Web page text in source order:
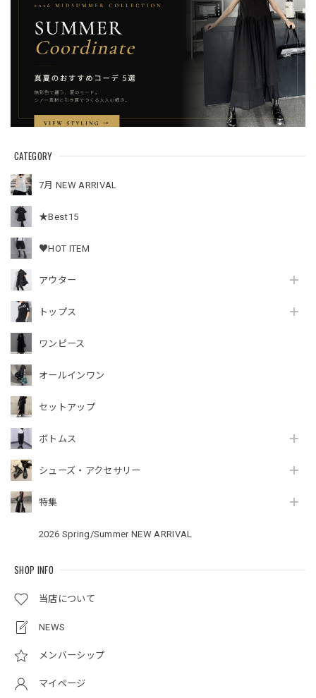
CATEGORY
7月 NEW ARRIVAL
★Best15
♥HOT ITEM
アウター
トップス
ワンピース
オールインワン
セットアップ
ボトムス
シューズ・アクセサリー
特集
2026 Spring/Summer NEW ARRIVAL
SHOP INFO
当店について
NEWS
メンバーシップ
マイページ